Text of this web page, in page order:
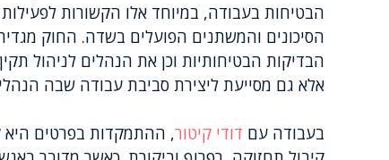
הבטיחות בעבודה, במיוחד אלו הקשורות
הסיכונים והמשתנים הפועלים בשדה. החוק
הבדיקות הבטיחותיות וכן את הנהלים לניהול
אלא גם מסייעת ליצירת סביבת עבודה שבה
בעבודה עם דודי קיטור, ההתמקדות בפרטים היא